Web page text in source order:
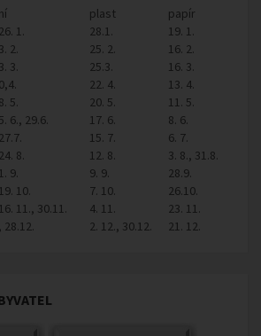
plast
papír
1. 28.1.
19. 1.
2. 25. 2.
16. 2.
3. 25.3.
16. 3.
22. 4.
13. 4.
5. 20. 5.
11. 5.
6., 29.6. 17. 6.
8. 6.
15. 7.
6. 7.
8. 12. 8.
3. 8., 31.8.
9. 9. 9.
28.9.
10. 7. 10.
26.10.
11., 30.11. 4. 11.
23. 11.
28.12. 2. 12., 30.12. 21. 12.